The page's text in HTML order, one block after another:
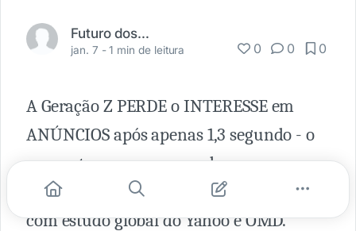
Futuro dos Negócios
jan. 7 -1 min de leitura 0 0 0
A Geração Z PERDE o INTERESSE em
ANÚNCIOS após apenas 1,3 segundo - o
menor tempo comparando com
qualquer outro grupo etário, de acordo
com estudo global do Yahoo e OMD.